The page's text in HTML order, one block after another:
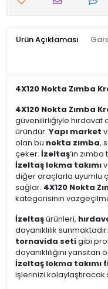
Ürün Açıklaması
4X120 Nokta Zımba
4X120 Nokta Zımba
güvenilirliğiyle hırdavat
üründür. Yapı market
olan bu nokta zımba,
çeker. İzeltaş’ın zımba
İzeltaş lokma takımı
diğer araçlarla uyumlu
sağlar. 4X120 Nokta
kategorisinin
İzeltaşürünleri,
dayanıklılık sunmaktadır.
tornavida setigibi
dayanıklılığını
İzeltaş lokma takımı
işlerinizi kolaylaştıracak